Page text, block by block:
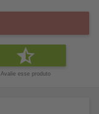
Avalie esse produto